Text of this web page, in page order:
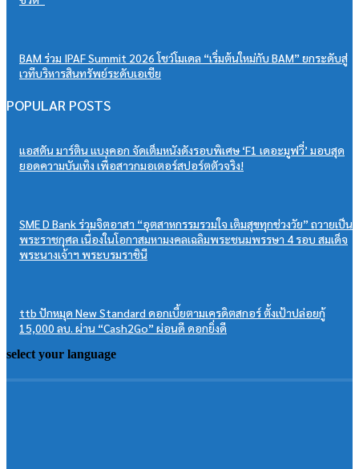
BAM ร่วม IPAF Summit 2026 โชว์โมเดล “เริ่มต้นใหม่กับ BAM” ยกระดับสู่
เวทีบริหารสินทรัพย์ระดับเอเชีย
POPULAR POSTS
แอสตัน มาร์ติน แบงคอก จัดเต็มหนังดังรอบพิเศษ ‘F1 เดอะมูฟวี่’ มอบสุด
ยอดความบันเทิง เพื่อสาวกมอเตอร์สปอร์ตตัวจริง!
SME D Bank ร่วมจิตอาสา “อุตสาหกรรมรวมใจ เติมสุขทุกช่วงวัย” ถวายเป็น
พระราชกุศล เนื่องในโอกาสมหามงคลเฉลิมพระชนมพรรษา 4 รอบ สมเด็จ
พระนางเจ้าฯ พระบรมราชินี
ttb ปักหมุด New Standard ดอกเบี้ยตามเครดิตสกอร์ ตั้งเป้าปล่อยกู้
15,000 ลบ. ผ่าน “Cash2Go” ผ่อนดี ดอกยิ่งดี
select your language